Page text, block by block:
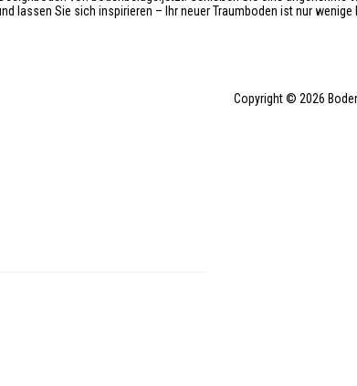
lassen Sie sich inspirieren – Ihr neuer Traumboden ist nur wenige
Copyright © 2026